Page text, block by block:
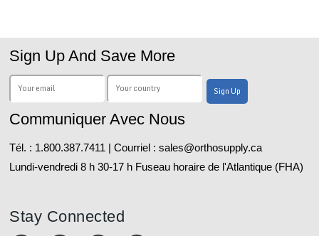
Sign Up And Save More
Communiquer Avec Nous
Tél. : 1.800.387.7411 | Courriel : sales@orthosupply.ca
Lundi-vendredi 8 h 30-17 h Fuseau horaire de l'Atlantique (FHA)
Stay Connected